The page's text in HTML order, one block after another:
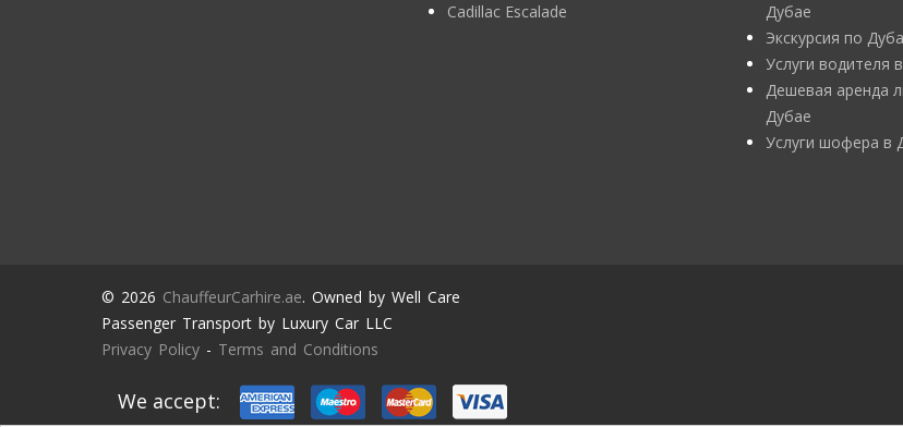
Cadillac Escalade
Дубае
Экскурсия по
Услуги водителя
Дешевая аренда
Дубае
Услуги шофера в
© 2026 ChauffeurCarhire.ae. Owned by Well Care
Passenger Transport by Luxury Car LLC
Privacy Policy- Terms and Conditions
We accept: